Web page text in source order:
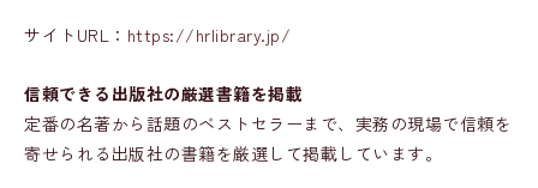
サイトURL： https://hrlibrary.jp/
信頼できる出版社の厳選書籍を掲載
定番の名著から話題のベストセラーまで、実務の現場で信頼を
寄せられる出版社の書籍を厳選して掲載しています。